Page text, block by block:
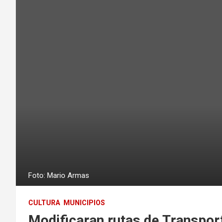
Foto: Mario Armas
CULTURA MUNICIPIOS